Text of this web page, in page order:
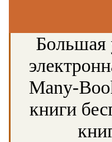
Большая
Many-
книги